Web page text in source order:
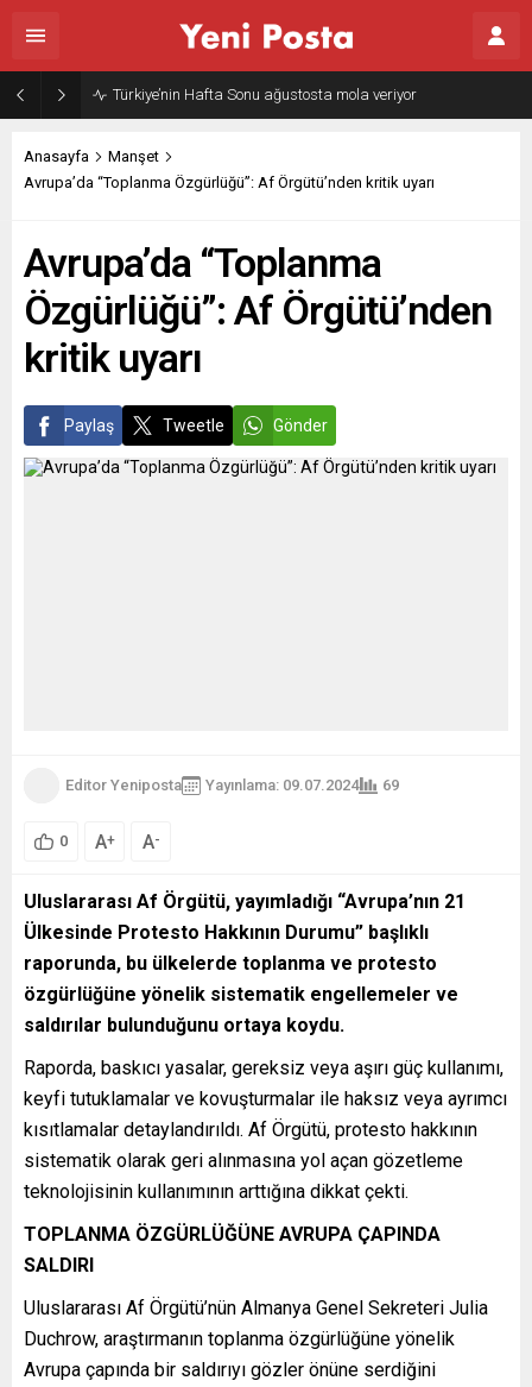
Türkiye’nin Hafta Sonu ağustosta mola veriyor
Anasayfa
Manşet
Avrupa’da “Toplanma Özgürlüğü”: Af Örgütü’nden kritik uyarı
Avrupa’da “Toplanma
Özgürlüğü”: Af Örgütü’nden
kritik uyarı
Paylaş Tweetle Gönder
Editor Yeniposta Yayınlama: 09.07.2024 69
0 A+ A-
Uluslararası Af Örgütü, yayımladığı “Avrupa’nın 21
Ülkesinde Protesto Hakkının Durumu” başlıklı
raporunda, bu ülkelerde toplanma ve protesto
özgürlüğüne yönelik sistematik engellemeler ve
saldırılar bulunduğunu ortaya koydu.
Raporda, baskıcı yasalar, gereksiz veya aşırı güç kullanımı,
keyfi tutuklamalar ve kovuşturmalar ile haksız veya ayrımcı
kısıtlamalar detaylandırıldı. Af Örgütü, protesto hakkının
sistematik olarak geri alınmasına yol açan gözetleme
teknolojisinin kullanımının arttığına dikkat çekti.
TOPLANMA ÖZGÜRLÜĞÜNE AVRUPA ÇAPINDA
SALDIRI
Uluslararası Af Örgütü’nün Almanya Genel Sekreteri Julia
Duchrow, araştırmanın toplanma özgürlüğüne yönelik
Avrupa çapında bir saldırıyı gözler önüne serdiğini